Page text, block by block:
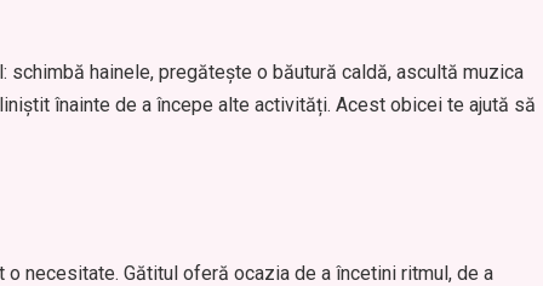
hainele, pregătește o băutură caldă, ascultă muzica
înainte de a începe alte activități. Acest obicei te ajută să
necesitate. Gătitul oferă ocazia de a încetini ritmul, de a